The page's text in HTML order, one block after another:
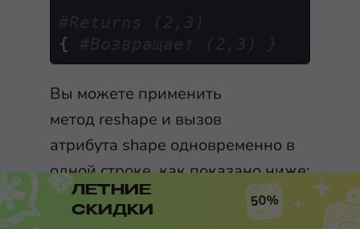
#Returns (2,3)
{ #Возвращает (2,3) }
Вы можете применить
метод reshape и вызов
атрибута shape одновременно в
одной строке, как показано ниже:
.reshape .shape
ЛЕТНИЕ
СКИДКИ
50%